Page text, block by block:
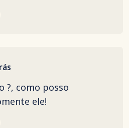
?, como posso
ele!